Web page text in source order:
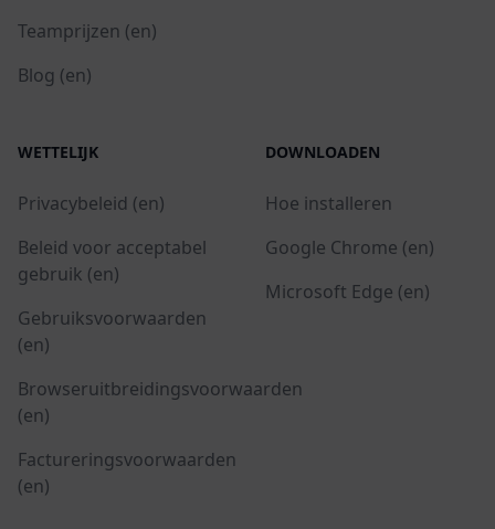
Teamprijzen (en)
Blog (en)
WETTELIJK
Privacybeleid (en)
Beleid voor acceptabel
gebruik (en)
Gebruiksvoorwaarden
(en)
Browseruitbreidingsvoorwaarden
(en)
Factureringsvoorwaarden
(en)
DOWNLOADEN
Hoe installeren
Google Chrome (en)
Microsoft Edge (en)